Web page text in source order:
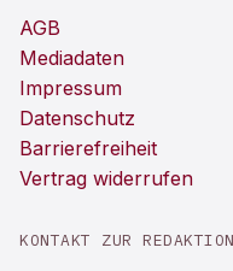
AGB
Mediadaten
Impressum
Datenschutz
Barrierefreiheit
Vertrag widerrufen
KONTAKT ZUR REDAKTION